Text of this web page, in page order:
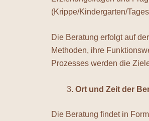
(Krippe/Kindergarten/
Die Beratung erfolgt auf
Methoden, ihre
Prozesses werden die
Ort und Zeit der
Die Beratung findet in